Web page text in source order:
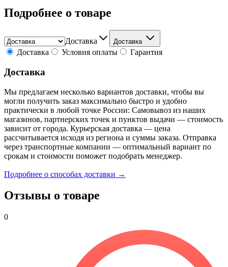
Подробнее о товаре
Доставка Доставка
Доставка Условия оплаты Гарантия
Доставка
Мы предлагаем несколько вариантов доставки, чтобы вы
могли получить заказ максимально быстро и удобно
практически в любой точке России: Самовывоз из наших
магазинов, партнерских точек и пунктов выдачи — стоимость
зависит от города. Курьерская доставка — цена
рассчитывается исходя из региона и суммы заказа. Отправка
через транспортные компании — оптимальный вариант по
срокам и стоимости поможет подобрать менеджер.
Подробнее о способах доставки →
Отзывы о товаре
0